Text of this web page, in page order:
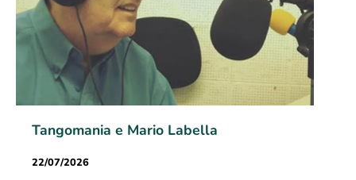
Tangomania e Mario Labella
22/07/2026